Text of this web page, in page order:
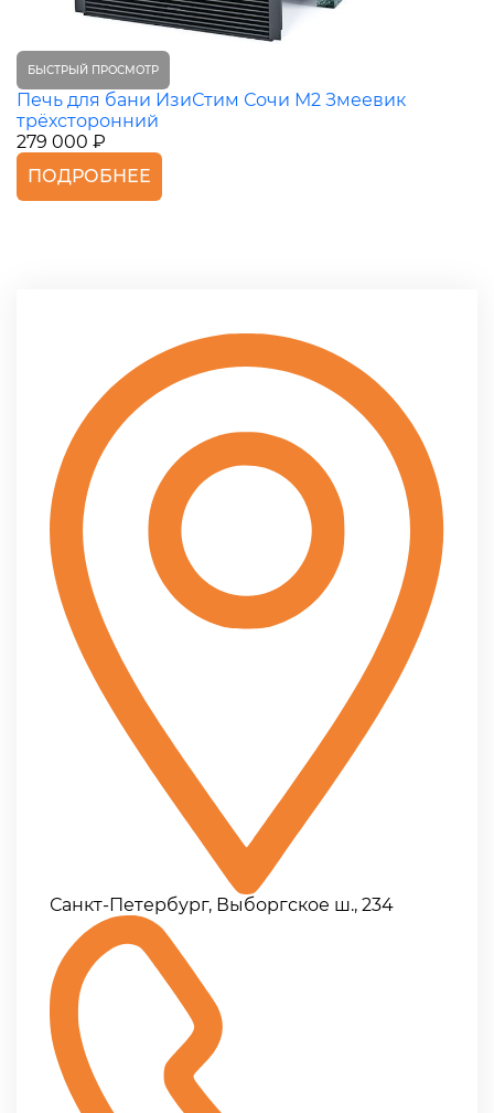
БЫСТРЫЙ ПРОСМОТР
Печь для бани ИзиСтим Сочи М2 Змеевик
трёхсторонний
279 000 ₽
ПОДРОБНЕЕ
Санкт-Петербург, Выборгское ш., 234